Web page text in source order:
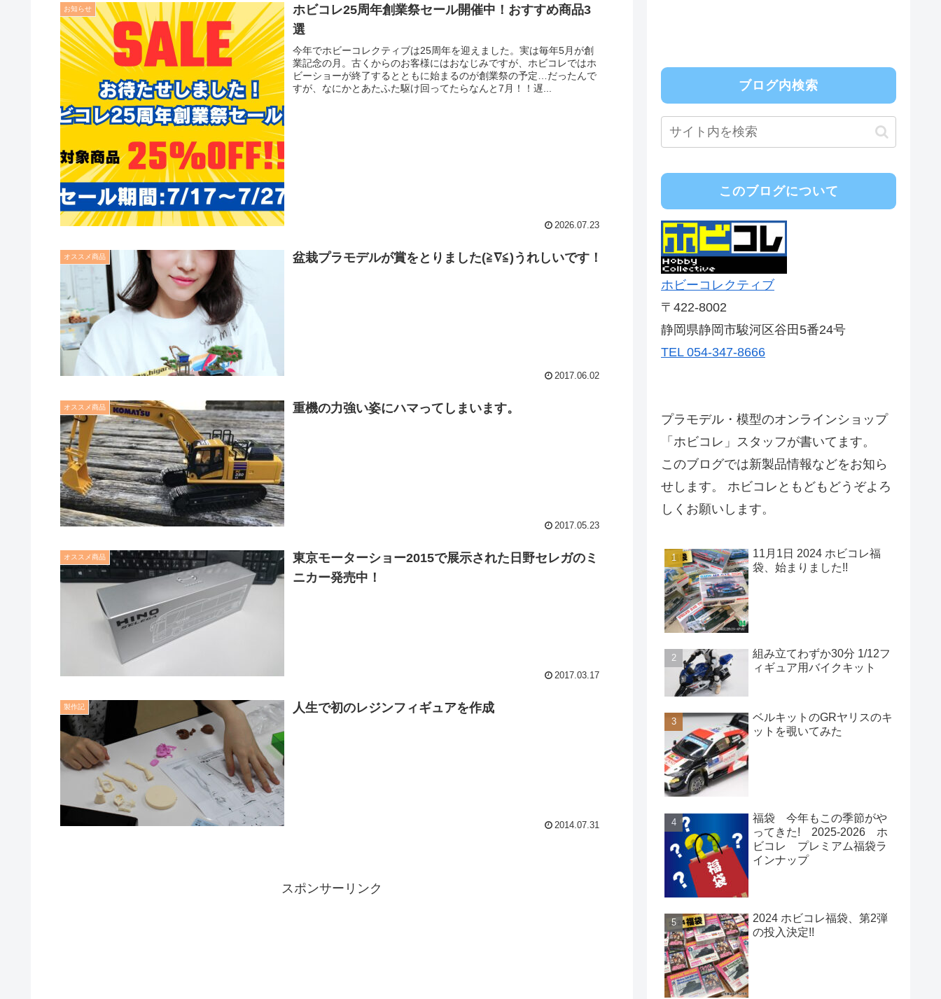
お知らせ
ホビコレ25周年創業祭セール開催中！おすすめ商品3
選
今年でホビーコレクティブは25周年を迎えました。実は毎年5月が創
業記念の月。古くからのお客様にはおなじみですが、ホビコレではホ
ビーショーが終了するとともに始まるのが創業祭の予定…だったんで
すが、なにかとあたふた駆け回ってたらなんと7月！！遅...
2026.07.23
オススメ商品 盆栽プラモデルが賞をとりました(≧∇≦)うれしいです！
2017.06.02
オススメ商品 重機の力強い姿にハマってしまいます。
2017.05.23
オススメ商品
東京モーターショー2015で展示された日野セレガのミ
ニカー発売中！
2017.03.17
製作記 人生で初のレジンフィギュアを作成
2014.07.31
スポンサーリンク
ブログ内検索
このブログについて
ホビーコレクティブ
〒422-8002
静岡県静岡市駿河区谷田5番24号
TEL 054-347-8666
プラモデル・模型のオンラインショップ
「ホビコレ」スタッフが書いてます。
このブログでは新製品情報などをお知ら
せします。 ホビコレともどもどうぞよろ
しくお願いします。
11月1日 2024 ホビコレ福
袋、始まりました!!
組み立てわずか30分 1/12フ
ィギュア用バイクキット
ベルキットのGRヤリスのキ
ットを覗いてみた
福袋 今年もこの季節がや
ってきた! 2025-2026 ホ
ビコレ プレミアム福袋ラ
インナップ
2024 ホビコレ福袋、第2弾
の投入決定!!